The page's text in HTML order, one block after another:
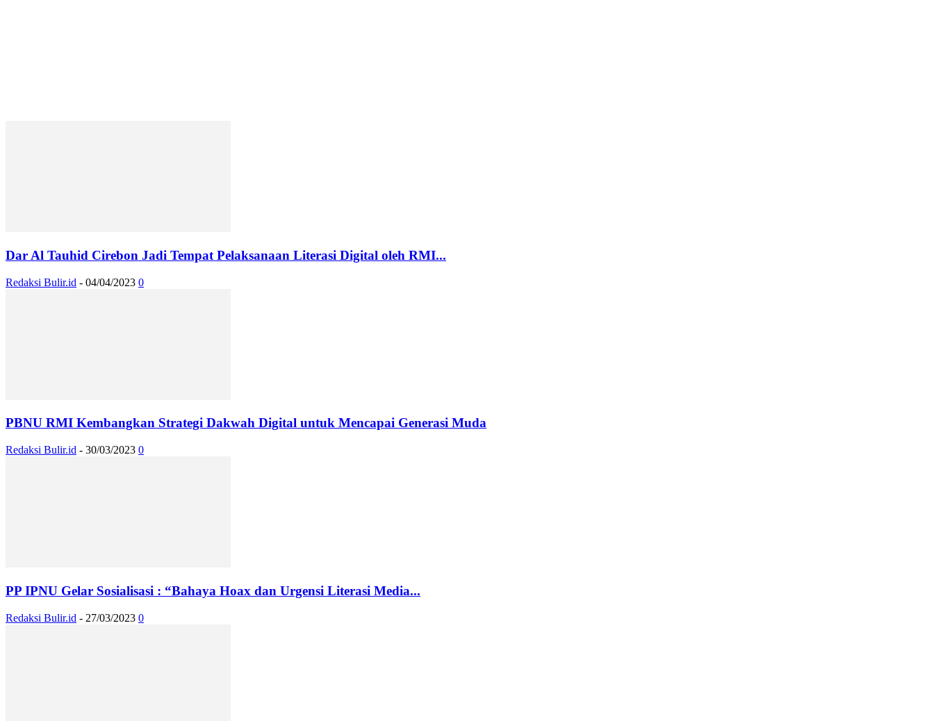
Dar Al Tauhid Cirebon Jadi Tempat Pelaksanaan Literasi Digital oleh RMI...
Redaksi Bulir.id - 04/04/2023 0
PBNU RMI Kembangkan Strategi Dakwah Digital untuk Mencapai Generasi Muda
Redaksi Bulir.id - 30/03/2023 0
PP IPNU Gelar Sosialisasi : “Bahaya Hoax dan Urgensi Literasi Media...
Redaksi Bulir.id - 27/03/2023 0